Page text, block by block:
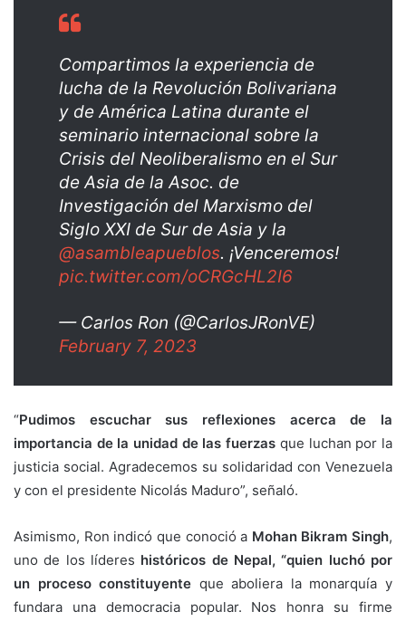
Compartimos la experiencia de
lucha de la Revolución Bolivariana
y de América Latina durante el
seminario internacional sobre la
Crisis del Neoliberalismo en el Sur
de Asia de la Asoc. de
Investigación del Marxismo del
Siglo XXI de Sur de Asia y la
@asambleapueblos. ¡Venceremos!
pic.twitter.com/oCRGcHL2I6
— Carlos Ron (@CarlosJRonVE)
February 7, 2023
“Pudimos escuchar sus reflexiones acerca de la
importancia de la unidad de las fuerzas que luchan por la
justicia social. Agradecemos su solidaridad con Venezuela
y con el presidente Nicolás Maduro”, señaló.
Asimismo, Ron indicó que conoció a Mohan Bikram Singh,
uno de los líderes históricos de Nepal, “quien luchó por
un proceso constituyente que aboliera la monarquía y
fundara una democracia popular. Nos honra su firme